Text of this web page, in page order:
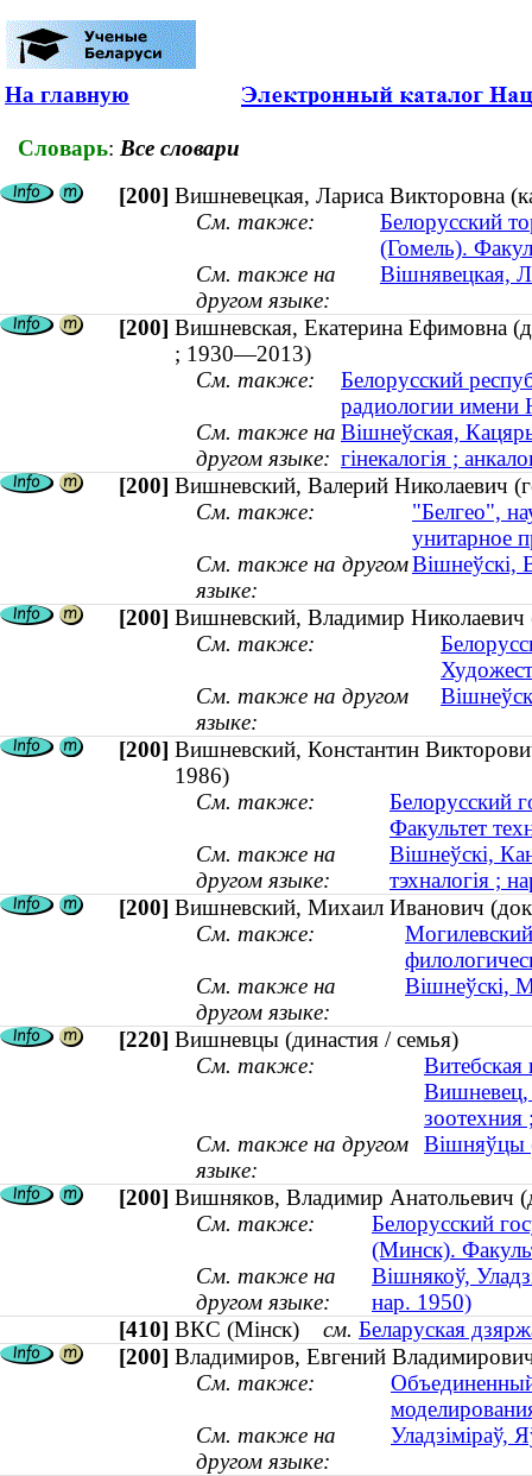
На главную
Словарь: Все словари
[200] Вишневецкая, Лариса Викторовна
См. также:
Белорусский
(Гомель).
См. также на
другом языке:
Вішнявецкая,
[200] Вишневская, Екатерина Ефимовна
; 1930—2013)
См. также:
Белорусский
радиологии имени
См. также на
другом языке:
Вішнеўская,
гінекалогія ;
[200] Вишневский, Валерий Николаевич
См. также:
"Белгео",
унитарное
См. также на другом
языке:
Вішнеўскі,
[200] Вишневский, Владимир Николаевич
См. также:
См. также на другом
языке:
[200] Вишневский, Константин
1986)
См. также:
Белорусский
Факультет
См. также на
другом языке:
Вішнеўскі,
тэхналогія ;
[200] Вишневский, Михаил Иванович
См. также:
См. также на
другом языке:
Вішнеўскі,
[220] Вишневцы (династия / семья)
См. также:
Витебская
Вишневец,
См. также на другом
языке:
Вішняўцы
[200] Вишняков, Владимир Анатольевич
См. также:
Белорусский
(Минск).
См. также на
другом языке:
Вішнякоў,
нар. 1950)
[410] ВКС (Мінск) см. Беларуская
[200] Владимиров, Евгений
См. также:
См. также на
другом языке:
Уладзіміраў,